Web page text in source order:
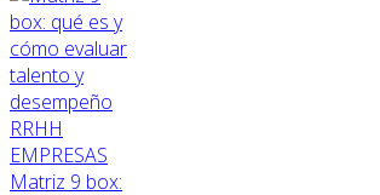
RRHH
EMPRESAS
Matriz 9 box: